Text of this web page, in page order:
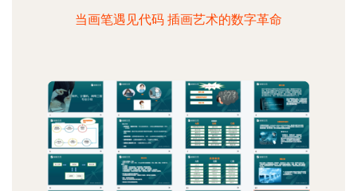
当画笔遇见代码 插画艺术的数字革命